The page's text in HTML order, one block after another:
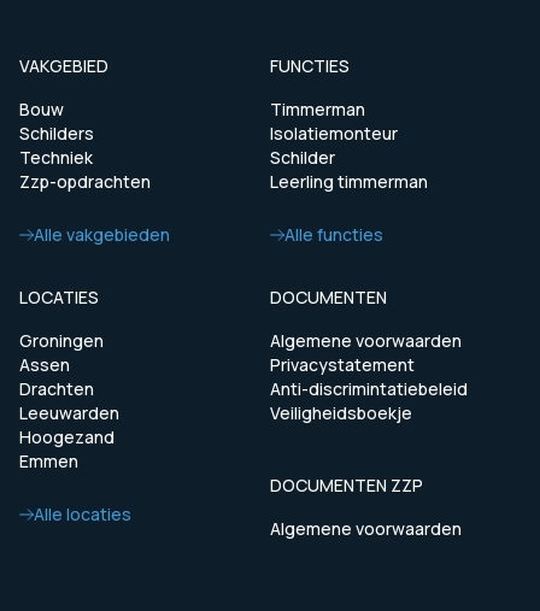
VAKGEBIED
Bouw
Schilders
Techniek
Zzp-opdrachten
Alle vakgebieden
FUNCTIES
Timmerman
Isolatiemonteur
Schilder
Leerling timmerman
Alle functies
LOCATIES
Groningen
Assen
Drachten
Leeuwarden
Hoogezand
Emmen
Alle locaties
DOCUMENTEN
Algemene voorwaarden
Privacystatement
Anti-discrimintatiebeleid
Veiligheidsboekje
DOCUMENTEN ZZP
Algemene voorwaarden